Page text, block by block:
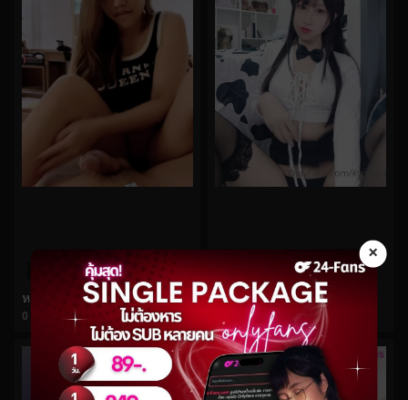
×
หลุดjeenzenนั่งขย่มควยให้ผัวแบบนี้ก็แตกละสิ
0
watch video
Kyokoyaki No.44
views
watch video